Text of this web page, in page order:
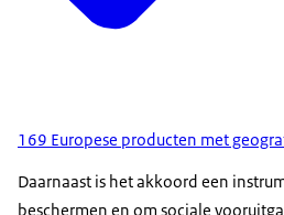
169 Europese producten met
Daarnaast is het akkoord een
beschermen en om sociale